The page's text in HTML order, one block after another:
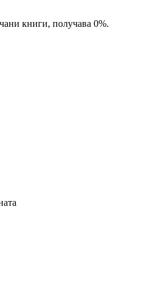
книги, получава 0%.